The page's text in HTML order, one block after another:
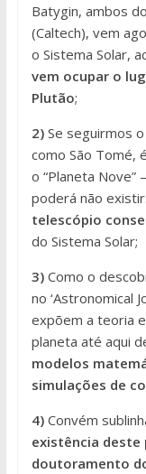
Batygin, ambos
(Caltech), vem
o Sistema Solar,
vem ocupar o
Plutão;
2)Se seguirmos
como São Tomé,
o “Planeta Nove”
poderá não
telescópio
do Sistema Solar;
3)Como o
no ‘Astronomical
expõem a teoria
planeta até aqui
modelos
simulações de
4)Convém
existência deste
doutoramento do